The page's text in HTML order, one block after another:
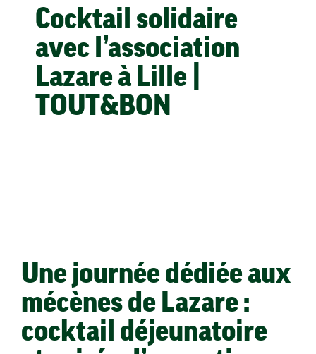
Le concept en franchise
Cocktail solidaire
avec l’association
Lazare à Lille |
TOUT&BON
Une journée dédiée aux
mécènes de Lazare :
cocktail déjeunatoire